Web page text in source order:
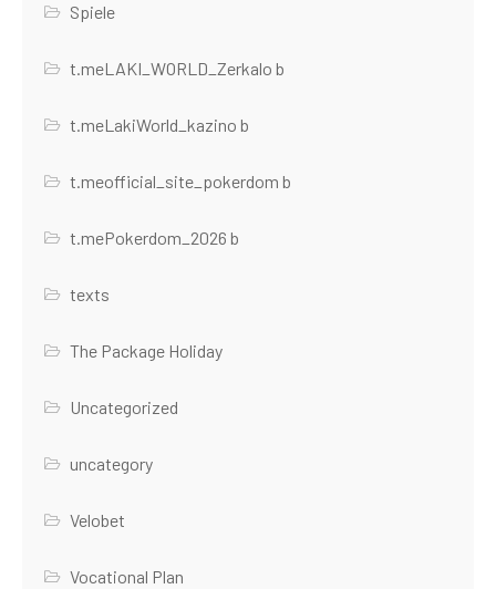
Spiele
t.meLAKI_WORLD_Zerkalo b
t.meLakiWorld_kazino b
t.meofficial_site_pokerdom b
t.mePokerdom_2026 b
texts
The Package Holiday
Uncategorized
uncategory
Velobet
Vocational Plan